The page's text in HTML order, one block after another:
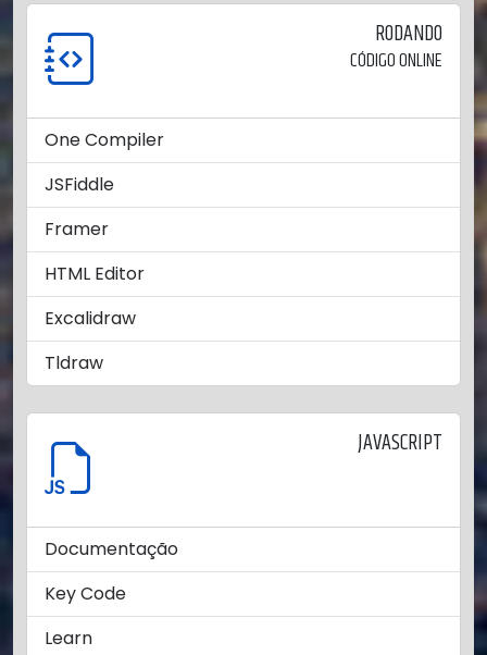
RODANDO
CÓDIGO ONLINE
One Compiler
JSFiddle
Framer
HTML Editor
Excalidraw
Tldraw
JAVASCRIPT
Documentação
Key Code
Learn